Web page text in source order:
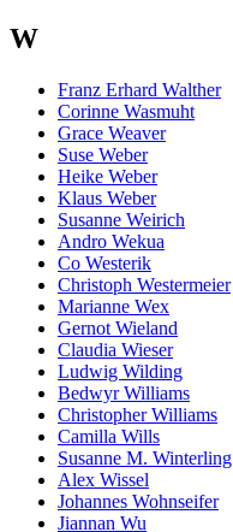
W
Franz Erhard Walther
Corinne Wasmuht
Grace Weaver
Suse Weber
Heike Weber
Klaus Weber
Susanne Weirich
Andro Wekua
Co Westerik
Christoph Westermeier
Marianne Wex
Gernot Wieland
Claudia Wieser
Ludwig Wilding
Bedwyr Williams
Christopher Williams
Camilla Wills
Susanne M. Winterling
Alex Wissel
Johannes Wohnseifer
Jiannan Wu